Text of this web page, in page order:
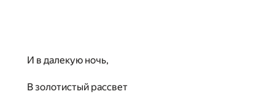
И в далекую ночь,
В золотистый рассвет